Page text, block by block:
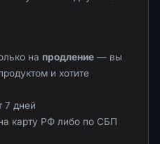
на продление — вы
и хотите
7 дней
карту РФ либо по СБП